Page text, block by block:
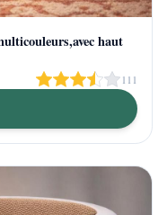
haut
111